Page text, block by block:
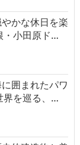
かな休日を楽
小田原ド…
囲まれたパワ
界を巡る、…